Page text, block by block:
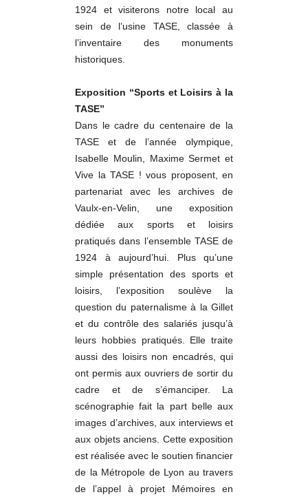
1924 et visiterons notre local au
sein de l’usine TASE, classée à
l’inventaire des monuments
historiques.
Exposition “Sports et Loisirs à la
TASE”
Dans le cadre du centenaire de la
TASE et de l’année olympique,
Isabelle Moulin, Maxime Sermet et
Vive la TASE ! vous proposent, en
partenariat avec les archives de
Vaulx-en-Velin, une exposition
dédiée aux sports et loisirs
pratiqués dans l’ensemble TASE de
1924 à aujourd’hui. Plus qu’une
simple présentation des sports et
loisirs, l’exposition soulève la
question du paternalisme à la Gillet
et du contrôle des salariés jusqu’à
leurs hobbies pratiqués. Elle traite
aussi des loisirs non encadrés, qui
ont permis aux ouvriers de sortir du
cadre et de s’émanciper. La
scénographie fait la part belle aux
images d’archives, aux interviews et
aux objets anciens. Cette exposition
est réalisée avec le soutien financier
de la Métropole de Lyon au travers
de l’appel à projet Mémoires en